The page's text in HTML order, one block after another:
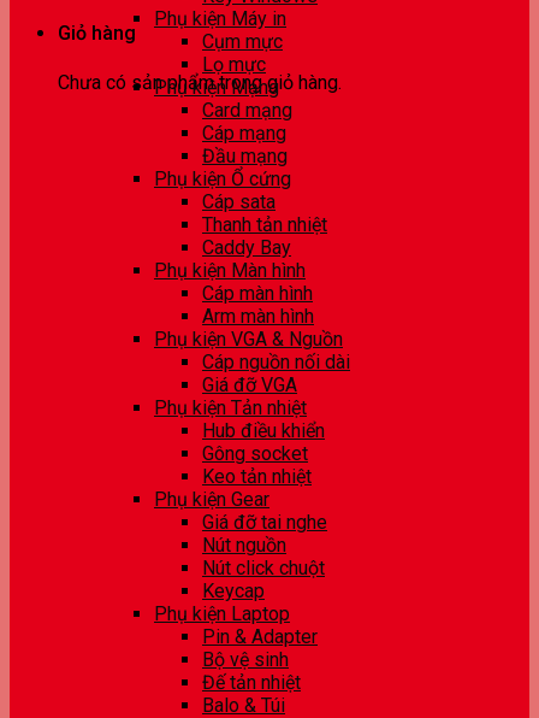
Giỏ hàng
Chưa có sản phẩm trong giỏ hàng.
Phụ kiện Máy in
Cụm mực
Lọ mực
Phụ kiện Mạng
Card mạng
Cáp mạng
Đầu mạng
Phụ kiện Ổ cứng
Cáp sata
Thanh tản nhiệt
Caddy Bay
Phụ kiện Màn hình
Cáp màn hình
Arm màn hình
Phụ kiện VGA & Nguồn
Cáp nguồn nối dài
Giá đỡ VGA
Phụ kiện Tản nhiệt
Hub điều khiển
Gông socket
Keo tản nhiệt
Phụ kiện Gear
Giá đỡ tai nghe
Nút nguồn
Nút click chuột
Keycap
Phụ kiện Laptop
Pin & Adapter
Bộ vệ sinh
Đế tản nhiệt
Balo & Túi